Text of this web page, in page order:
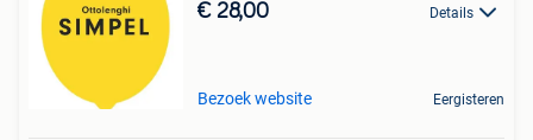
€ 28,00 Details
Bezoek website Eergisteren